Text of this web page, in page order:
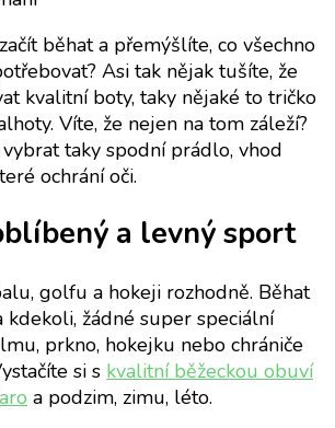
běhat a přemýšlíte, co všechno
Asi tak nějak tušíte, že
kvalitní boty, taky nějaké to tričko
Víte, že nejen na tom záleží?
taky spodní prádlo, vhod
ochrání oči.
a levný sport
golfu a hokeji rozhodně. Běhat
kdekoli, žádné super speciální
prkno, hokejku nebo chrániče
si s kvalitní běžeckou obuví
a podzim, zimu, léto.